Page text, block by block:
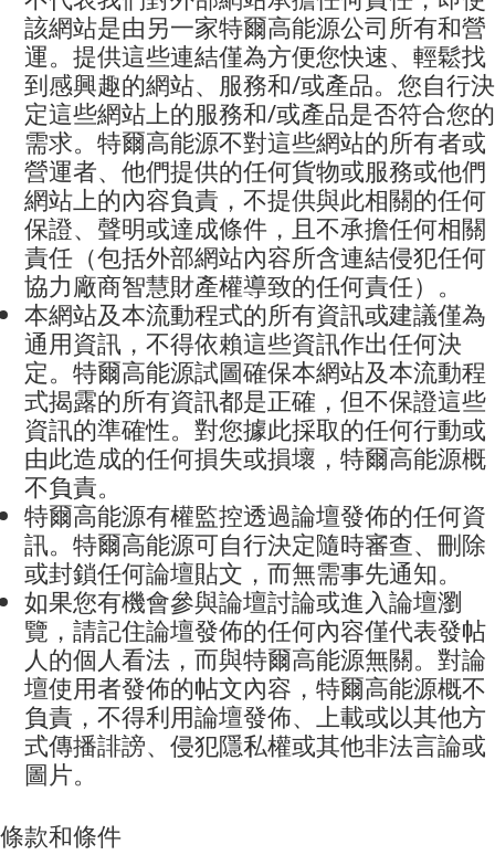
該網站是由另一家特爾高能源公司所有和營
運。提供這些連結僅為方便您快速、輕鬆找
到感興趣的網站、服務和/或產品。您自行決
定這些網站上的服務和/或產品是否符合您的
需求。特爾高能源不對這些網站的所有者或
營運者、他們提供的任何貨物或服務或他們
網站上的內容負責，不提供與此相關的任何
保證、聲明或達成條件，且不承擔任何相關
責任（包括外部網站內容所含連結侵犯任何
協力廠商智慧財產權導致的任何責任）。
本網站及本流動程式的所有資訊或建議僅為
通用資訊，不得依賴這些資訊作出任何決
定。特爾高能源試圖確保本網站及本流動程
式揭露的所有資訊都是正確，但不保證這些
資訊的準確性。對您據此採取的任何行動或
由此造成的任何損失或損壞，特爾高能源概
不負責。
特爾高能源有權監控透過論壇發佈的任何資
訊。特爾高能源可自行決定隨時審查、刪除
或封鎖任何論壇貼文，而無需事先通知。
如果您有機會參與論壇討論或進入論壇瀏
覽，請記住論壇發佈的任何內容僅代表發帖
人的個人看法，而與特爾高能源無關。對論
壇使用者發佈的帖文內容，特爾高能源概不
負責，不得利用論壇發佈、上載或以其他方
式傳播誹謗、侵犯隱私權或其他非法言論或
圖片。
條款和條件